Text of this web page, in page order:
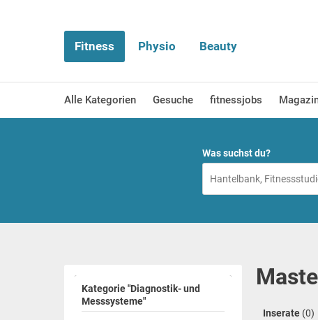
Fitness Physio Beauty
Alle Kategorien Gesuche fitnessjobs
Was suchst du?
Kategorie "Diagnostik- und
Messsysteme"
Inserate (0)